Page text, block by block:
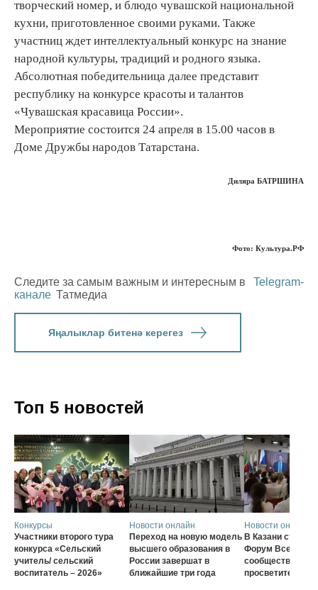
творческий номер, и блюдо чувашской национальной
кухни, приготовленное своими руками. Также
участниц ждет интеллектуальный конкурс на знание
народной культуры, традиций и родного языка.
Абсолютная победительница далее представит
республику на конкурсе красоты и талантов
«Чувашская красавица России».
Мероприятие состоится 24 апреля в 15.00 часов в
Доме Дружбы народов Татарстана.
Диляра БАТРШИНА
Фото: Культура.РФ
Следите за самым важным и интересным в
Telegram-
канале Татмедиа
Яңалыклар битенә керегез
Топ 5 новостей
Конкурсы
Участники второго тура
конкурса «Сельский
учитель/ сельский
воспитатель – 2026»
Новости онлайн
Переход на новую модель
высшего образования в
России завершат в
ближайшие три года
Новости онлайн
В Казани
Форум
сообщества
просветителей